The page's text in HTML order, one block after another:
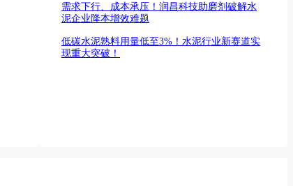
需求下行、成本承压！润昌科技助磨剂破解水
泥企业降本增效难题
低碳水泥熟料用量低至3%！水泥行业新赛道实
现重大突破！